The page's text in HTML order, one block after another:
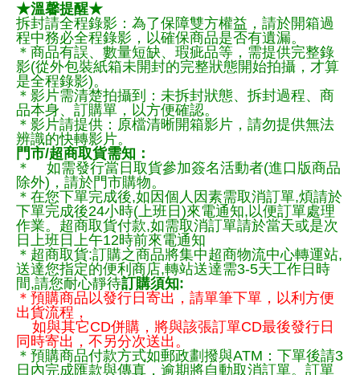
★溫馨提醒★
拆封請全程錄影：為了保障雙方權益，請於開箱過
程中務必全程錄影，以確保商品是否有遺漏。
＊商品有誤、數量短缺、瑕疵品等，需提供完整錄
影(從外包裝紙箱未開封的完整狀態開始拍攝，才算
是全程錄影)。
＊影片需清楚拍攝到：未拆封狀態、拆封過程、商
品本身、訂購單，以方便確認。
＊影片請提供：原檔清晰開箱影片，請勿提供無法
辨識的快轉影片。
門市/超商取貨需知：
＊ 如需發行當日取貨參加簽名活動者(進口版商品
除外)，請於門市購物。
＊在您下單完成後,如因個人因素需取消訂單,煩請於
下單完成後24小時(上班日)來電通知,以便訂單處理
作業。超商取貨付款,如需取消訂單請於當天或是次
日上班日上午12時前來電通知
＊超商取貨:訂購之商品將集中超商物流中心轉運站,
送達您指定的便利商店,轉站送達需3-5天工作日時
間,請您耐心靜待訂購須知:
＊預購商品以發行日寄出，請單筆下單，以利方便
出貨流程，
如與其它CD併購，將與該張訂單CD最後發行日
同時寄出，不另分次送出。
＊預購商品付款方式如郵政劃撥與ATM：下單後請3
日內完成匯款與傳真，逾期將自動取消訂單。訂單